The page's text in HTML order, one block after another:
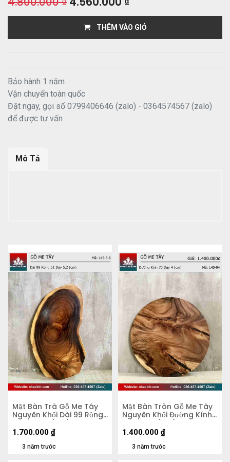
THÊM VÀO GIỎ
Bảo hành 1 năm
Vận chuyển toàn quốc
Đặt ngay, gọi số 0799406646 (zalo) - 0364574567 (zalo)
để được tư vấn
Mô Tả
Mặt Bàn Trà Gỗ Me Tây
Nguyên Khối Dài 99 Rộng
51 Dày 5,2 (cm)
3 năm trước
1.700.000 ₫
Mặt Bàn Tròn Gỗ Me Tây
Nguyên Khối Đường Kính
70 Dày 4 (cm)
3 năm trước
1.400.000 ₫